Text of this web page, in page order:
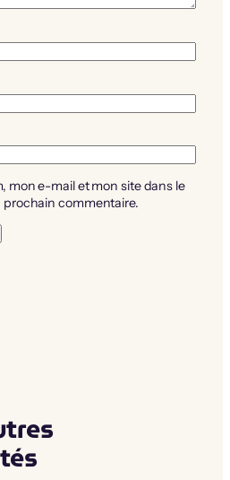
mon e-mail et mon site dans le
commentaire.